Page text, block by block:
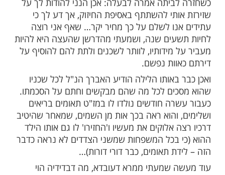
באלול, יומא דהילולא של ה'חפץ חיים' זי"ע,
התעוררות ל'בית יעקב', ואף ב"ב השתתפו
שם נשא הג"ר רבי אשר דרוק מדברותיו,
'מעביר על מידותיו', כשהוא מביא דברי
(ר"ה יז. חגיג ה ה.) שהמעביר על מידותיו
חיים על שנותיו.
בקול: מי האיש החפץ חיים, ורוצה להגיע
בבריאות – שיעביר על מידותיו, ונתן
המעשה: כגון, אם אחד מהשכנים רוצה
החוצה' – הניחו לו לעשות כרצונו…"